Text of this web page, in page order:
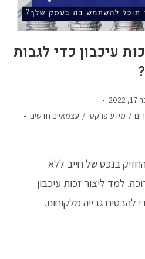
עיכבון כדי לגבות
/ מידע פרקטי / עצמאיים חדשים
בנכס של חייב ללא
למד ליצור זכות עיכבון
להבטיח גבייה מלקוחות.